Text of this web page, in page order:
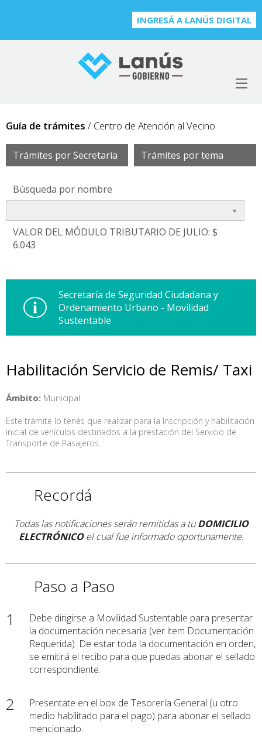
INGRESÁ A LANÚS DIGITAL
Guía de trámites / Centro de Atención al Vecino
Trámites por Secretaría Trámites por tema
Búsqueda por nombre
VALOR DEL MÓDULO TRIBUTARIO DE JULIO: $
6.043
Secretaría de Seguridad Ciudadana y
Ordenamiento Urbano - Movilidad
Sustentable
Habilitación Servicio de Remis/ Taxi
Ámbito: Municipal
Este trámite lo tenés que realizar para la Inscripción y habilitación
inicial de vehículos destinados a la prestación del Servicio de
Transporte de Pasajeros.
Recordá
Todas las notificaciones serán remitidas a tuDOMICILIO
ELECTRÓNICOel cual fue informado oportunamente.
Paso a Paso
1
Debe dirigirse a Movilidad Sustentable para presentar
la documentación necesaria (ver item Documentación
Requerida). De estar toda la documentación en orden,
se emitirá el recibo para que puedas abonar el sellado
correspondiente.
2
Presentate en el box de Tesorería General (u otro
medio habilitado para el pago) para abonar el sellado
mencionado.